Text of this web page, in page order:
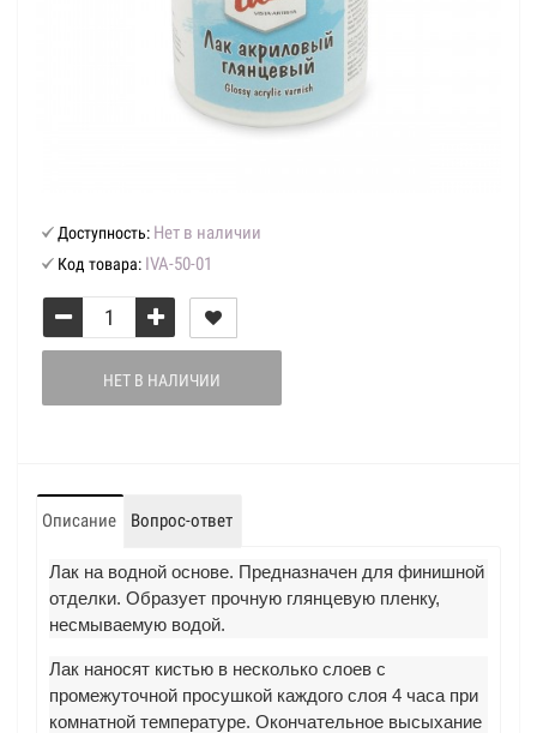
Доступность: Нет в наличии
Код товара: IVA-50-01
НЕТ В НАЛИЧИИ
Описание Вопрос-ответ
Лак на водной основе. Предназначен для финишной
отделки. Образует прочную глянцевую пленку,
несмываемую водой.
Лак наносят кистью в несколько слоев с
промежуточной просушкой каждого слоя 4 часа при
комнатной температуре. Окончательное высыхание